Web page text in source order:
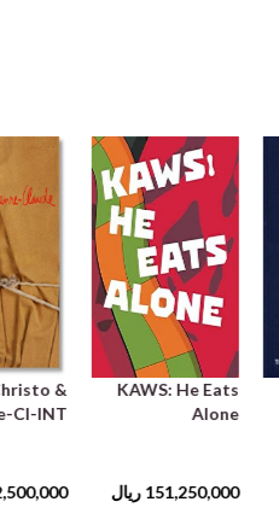
KAWS: He Eats
Alone
151,250,000 ریال
&
Cl-INT